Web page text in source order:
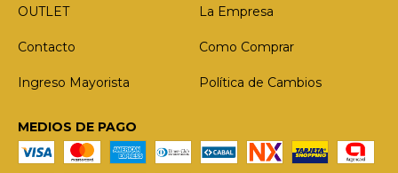
OUTLET La Empresa
Contacto Como Comprar
Ingreso Mayorista Política de Cambios
MEDIOS DE PAGO